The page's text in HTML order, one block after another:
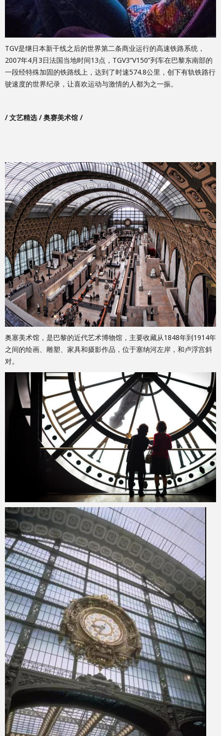
TGV是继日本新干线之后的世界第二条商业运行的高速铁路系统，
2007年4月3日法国当地时间13点，TGV3“V150”列车在巴黎东南部的
一段经特殊加固的铁路线上，达到了时速574.8公里，创下有轨铁路行
驶速度的世界纪录，让喜欢运动与激情的人都为之一振。
/ 文艺精选 / 奥赛美术馆 /
奥塞美术馆，是巴黎的近代艺术博物馆，主要收藏从1848年到1914年
之间的绘画、雕塑、家具和摄影作品，位于塞纳河左岸，和卢浮宫斜
对。